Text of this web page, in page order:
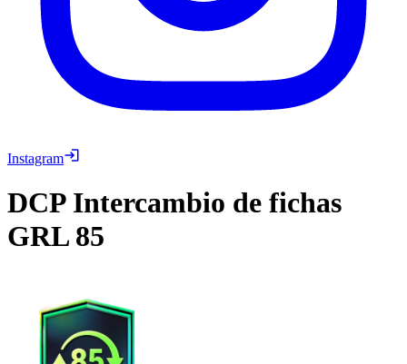
Instagram
DCP Intercambio de fichas
GRL 85